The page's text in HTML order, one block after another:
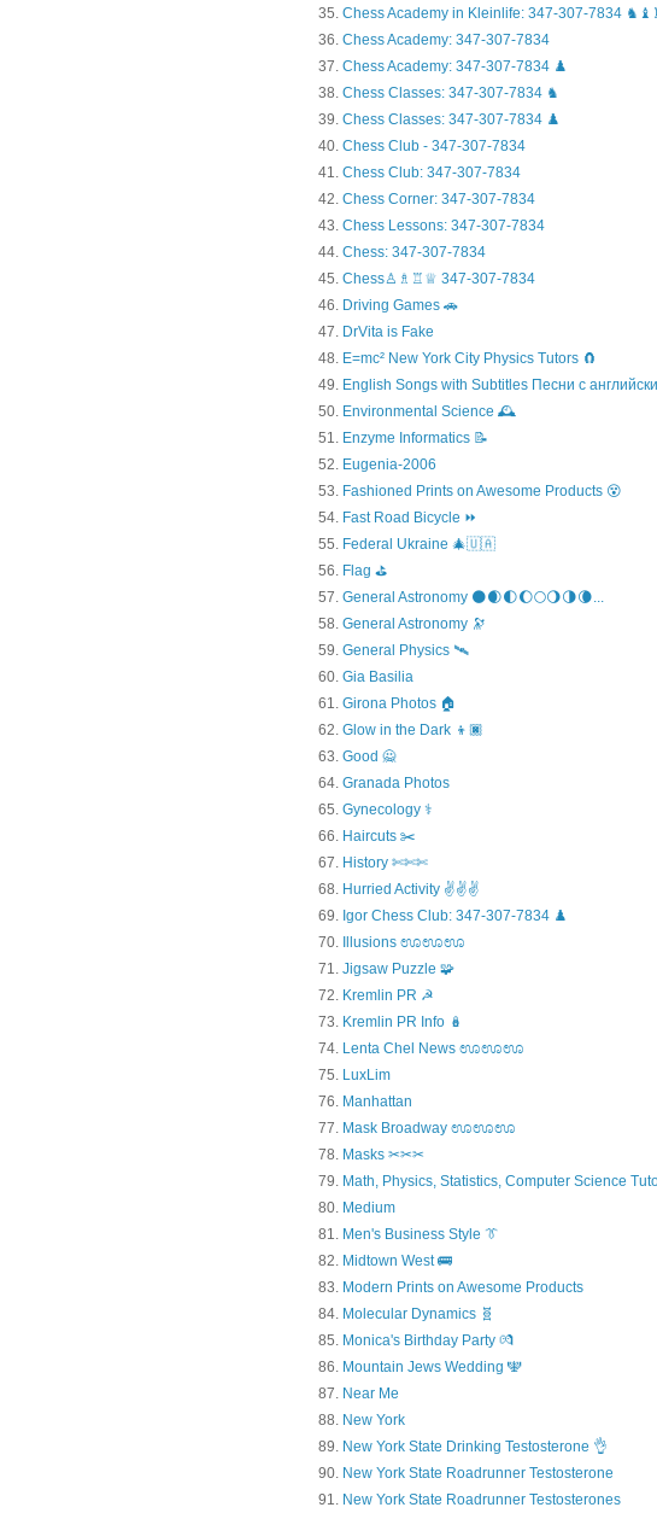
Chess Academy in Kleinlife: 347-307-
Chess Academy: 347-307-7834
Chess Academy: 347-307-7834 ♟️
Chess Classes: 347-307-7834 ♞
Chess Classes: 347-307-7834 ♟️
Chess Club - 347-307-7834
Chess Club: 347-307-7834
Chess Corner: 347-307-7834
Chess Lessons: 347-307-7834
Chess: 347-307-7834
Chess♙♗♖♕ 347-307-7834
Driving Games 🚗
DrVita is Fake
E=mc² New York City Physics Tutors 🧲
English Songs with Subtitles Песни с
Environmental Science 🕰️
Enzyme Informatics 📝
Eugenia-2006
Fashioned Prints on Awesome Products 😵
Fast Road Bicycle ⏩
Federal Ukraine 🎄🇺🇦
Flag ⛳
General Astronomy 🌑🌒🌓🌔🌕🌖🌗🌘...
General Astronomy 🔭
General Physics 🛰
Gia Basilia
Girona Photos 🏠
Glow in the Dark 👦🏿
Good 🙅
Granada Photos
Gynecology ⚕️
Haircuts ✂️
History ✄✄✄
Hurried Activity ✌✌✌
Igor Chess Club: 347-307-7834 ♟️
Illusions ಊಊಊ
Jigsaw Puzzle 🧩
Kremlin PR ☭
Kremlin PR Info 🪆
Lenta Chel News ಊಊಊ
LuxLim
Manhattan
Mask Broadway ಊಊಊ
Masks ✂✂✂
Math, Physics, Statistics, Computer Science
Medium
Men's Business Style 👔
Midtown West 🚌
Modern Prints on Awesome Products
Molecular Dynamics 🧬
Monica's Birthday Party 💏
Mountain Jews Wedding 🕎
Near Me
New York
New York State Drinking Testosterone 👌
New York State Roadrunner Testosterone
New York State Roadrunner Testosterones